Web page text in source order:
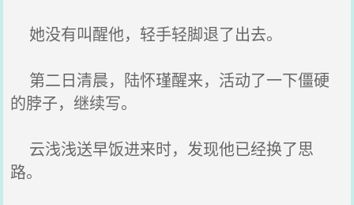
她没有叫醒他，轻手轻脚退了出去。
第二日清晨，陆怀瑾醒来，活动了一下僵硬
的脖子，继续写。
云浅浅送早饭进来时，发现他已经换了思
路。